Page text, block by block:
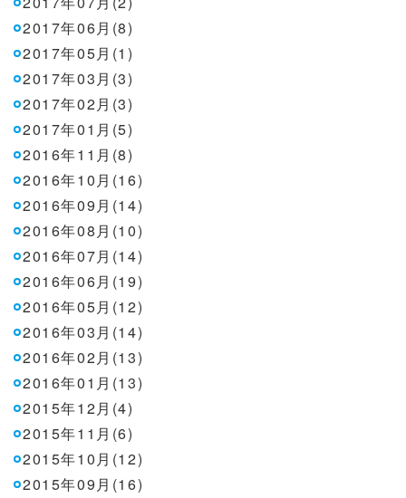
2017年06月(8)
2017年05月(1)
2017年03月(3)
2017年02月(3)
2017年01月(5)
2016年11月(8)
2016年10月(16)
2016年09月(14)
2016年08月(10)
2016年07月(14)
2016年06月(19)
2016年05月(12)
2016年03月(14)
2016年02月(13)
2016年01月(13)
2015年12月(4)
2015年11月(6)
2015年10月(12)
2015年09月(16)